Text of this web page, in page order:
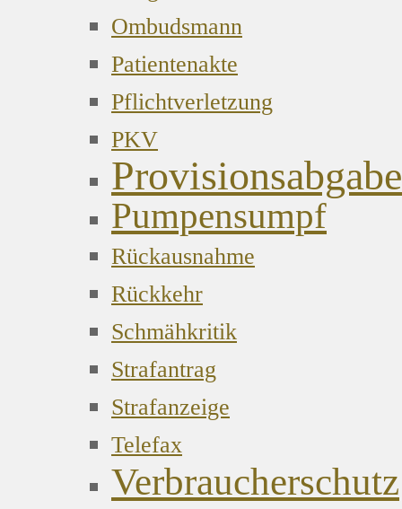
Ombudsmann
Patientenakte
Pflichtverletzung
PKV
Pumpensumpf
Rückausnahme
Rückkehr
Schmähkritik
Strafantrag
Strafanzeige
Telefax
Verbraucherschutz